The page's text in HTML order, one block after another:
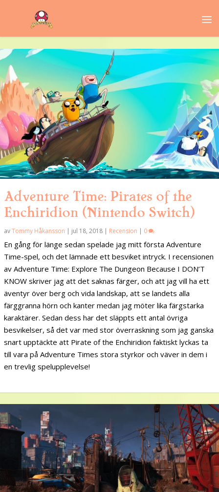
Adventure Time: Pirates of the
Enchiridion (Nintendo Switch)
avTommy Håkansson | jul 18, 2018 | Recension | 0
En gång för länge sedan spelade jag mitt första Adventure
Time-spel, och det lämnade ett besviket intryck. I recensionen
av Adventure Time: Explore The Dungeon Because I DON’T
KNOW skriver jag att det saknas färger, och att jag vill ha ett
äventyr över berg och vida landskap, att se landets alla
färggranna hörn och kanter medan jag möter lika färgstarka
karaktärer. Sedan dess har det släppts ett antal övriga
besvikelser, så det var med stor överraskning som jag ganska
snart upptäckte att Pirate of the Enchiridion faktiskt lyckas ta
till vara på Adventure Times stora styrkor och väver in dem i
en trevlig spelupplevelse!